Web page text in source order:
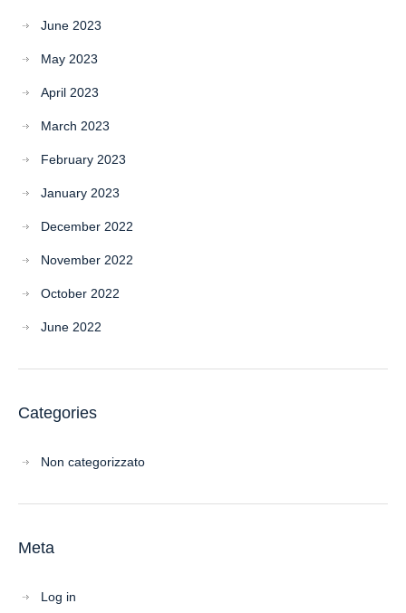
June 2023
May 2023
April 2023
March 2023
February 2023
January 2023
December 2022
November 2022
October 2022
June 2022
Categories
Non categorizzato
Meta
Log in